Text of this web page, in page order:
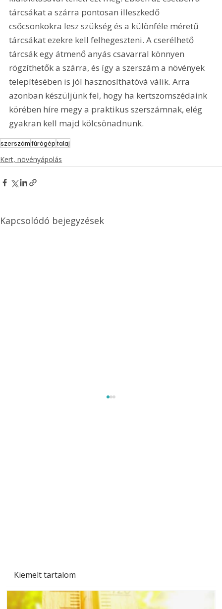
Kiemelt tartalom
tárcsákat a szárra pontosan illeszkedő
csőcsonkokra lesz szükség és a különféle méretű
tárcsákat ezekre kell felhegeszteni. A cserélhető
tárcsák egy átmenő anyás csavarral könnyen
rögzíthetők a szárra, és így a szerszám a növények
telepítésében is jól hasznosíthatóvá válik. Arra
azonban készüljünk fel, hogy ha kertszomszédaink
körében híre megy a praktikus szerszámnak, elég
gyakran kell majd kölcsönadnunk.
szerszámfúrógéptalaj
Kert, növényápolás
Kapcsolódó bejegyzések